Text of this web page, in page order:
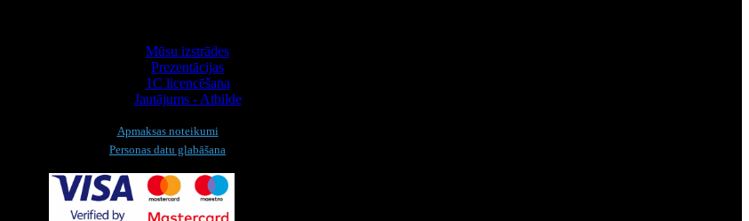
Mūsu izstrādes
Prezentācijas
1С licencēšana
Jautājums - Atbilde
Apmaksas noteikumi
Personas datu glabāšana